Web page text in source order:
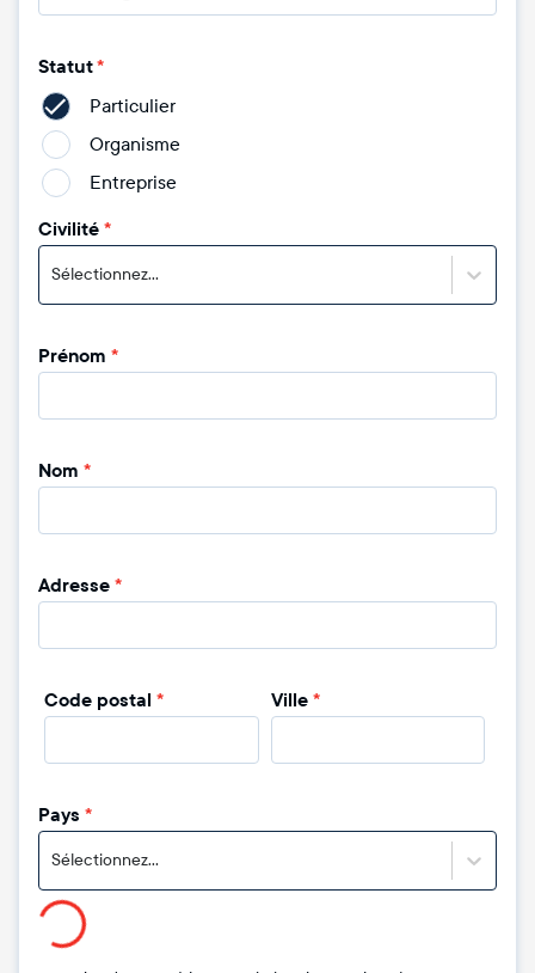
Statut*
Particulier
Organisme
Entreprise
Civilité*
Sélectionnez...
Prénom *
Nom *
Adresse*
Code postal * Ville *
Pays *
Sélectionnez...